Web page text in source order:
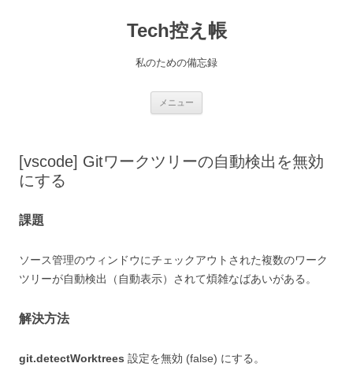
Tech控え帳
私のための備忘録
メニュー
[vscode] Gitワークツリーの自動検出を無効
にする
課題
ソース管理のウィンドウにチェックアウトされた複数のワーク
ツリーが自動検出（自動表示）されて煩雑なばあいがある。
解決方法
git.detectWorktrees 設定を無効 (false) にする。